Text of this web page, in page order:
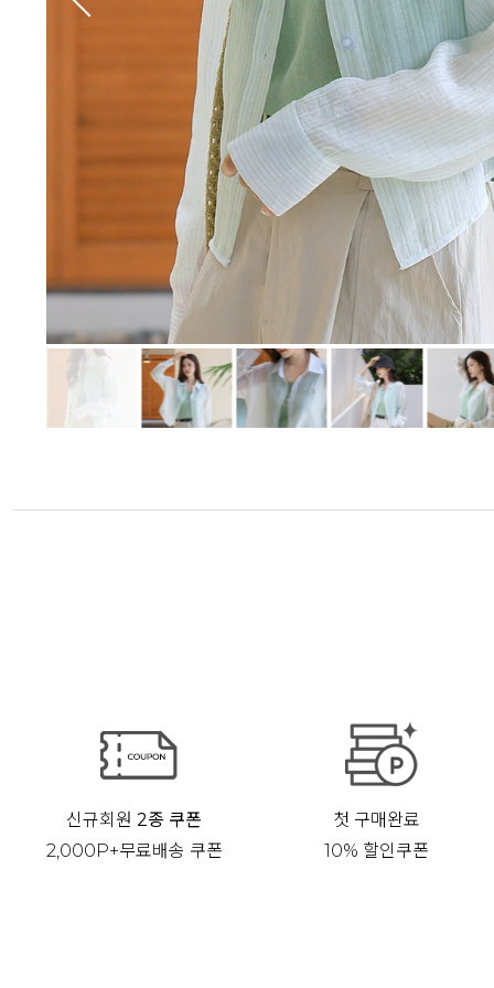
신규회원2종 쿠폰
2,000P+무료배송 쿠폰
첫 구매완료
10% 할인쿠폰